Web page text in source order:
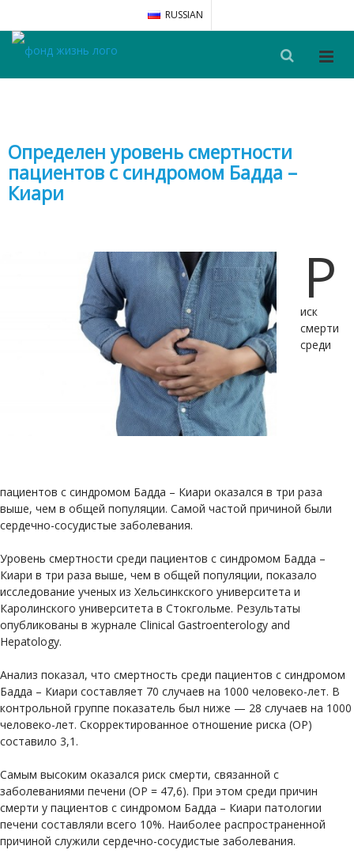
RUSSIAN
Определен уровень смертности
пациентов с синдромом Бадда –
Киари
Р
иск
смерти
среди
пациентов с синдромом Бадда – Киари оказался в три раза
выше, чем в общей популяции. Самой частой причиной были
сердечно-сосудистые заболевания.
Уровень смертности среди пациентов с синдромом Бадда –
Киари в три раза выше, чем в общей популяции, показало
исследование ученых из Хельсинкского университета и
Каролинского университета в Стокгольме. Результаты
опубликованы в журнале Clinical Gastroenterology and
Hepatology.
Анализ показал, что смертность среди пациентов с синдромом
Бадда – Киари составляет 70 случаев на 1000 человеко-лет. В
контрольной группе показатель был ниже — 28 случаев на 1000
человеко-лет. Скорректированное отношение риска (ОР)
составило 3,1.
Самым высоким оказался риск смерти, связанной с
заболеваниями печени (ОР = 47,6). При этом среди причин
смерти у пациентов с синдромом Бадда – Киари патологии
печени составляли всего 10%. Наиболее распространенной
причиной служили сердечно-сосудистые заболевания.